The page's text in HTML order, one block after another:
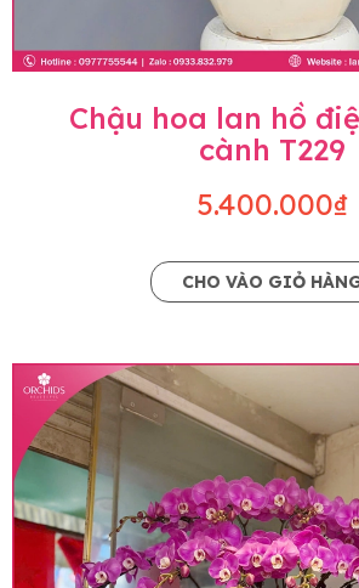
Chậu hoa lan hồ
cành T229
5.400.000₫
CHO VÀO GIỎ